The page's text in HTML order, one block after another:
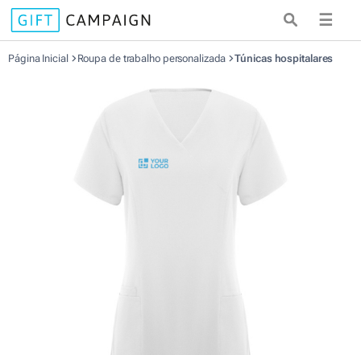
☰
Página Inicial Roupa de trabalho personalizada Túnicas hospitalares